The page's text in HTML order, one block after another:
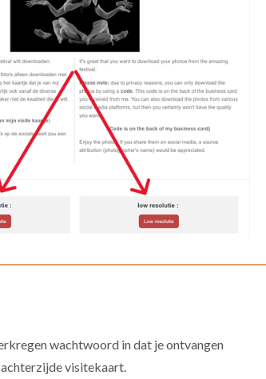
wachtwoord in dat je ontvangen
visitekaart.